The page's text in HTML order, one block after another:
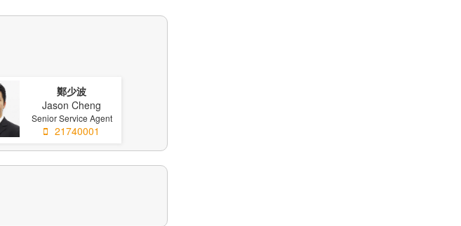
鄭少波
Jason Cheng
Senior Service Agent
21740001